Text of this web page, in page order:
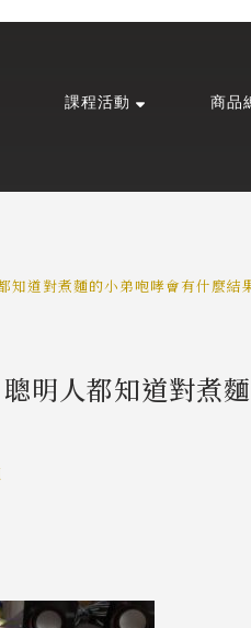
課程活動 商品
知道對煮麵的小弟咆哮會有什麼結
聰明人都知道對煮